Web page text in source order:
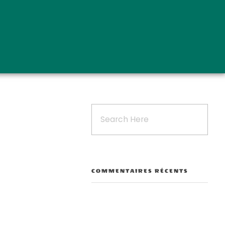
COMMENTAIRES RÉCENTS